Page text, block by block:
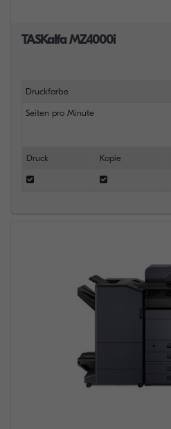
TASKalfa MZ4000i
Druckfarbe
Seiten pro Minute
Druck Kopie